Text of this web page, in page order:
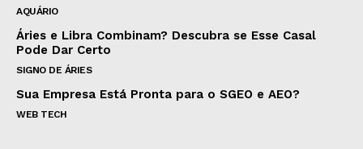
AQUÁRIO
Áries e Libra Combinam? Descubra se Esse Casal
Pode Dar Certo
SIGNO DE ÁRIES
Sua Empresa Está Pronta para o SGEO e AEO?
WEB TECH